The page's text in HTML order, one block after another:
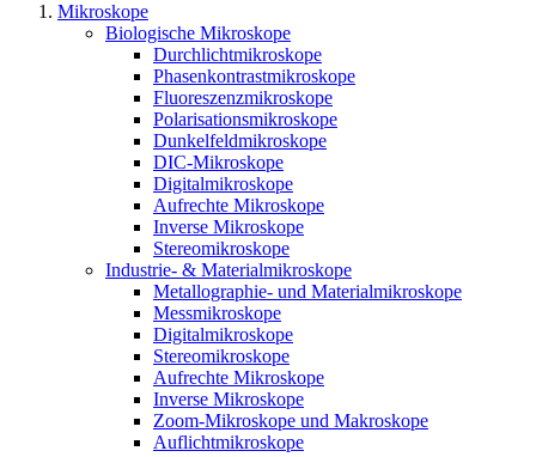
Mikroskope
Biologische Mikroskope
Durchlichtmikroskope
Phasenkontrastmikroskope
Fluoreszenzmikroskope
Polarisationsmikroskope
Dunkelfeldmikroskope
DIC-Mikroskope
Digitalmikroskope
Aufrechte Mikroskope
Inverse Mikroskope
Stereomikroskope
Industrie- & Materialmikroskope
Metallographie- und Materialmikroskope
Messmikroskope
Digitalmikroskope
Stereomikroskope
Aufrechte Mikroskope
Inverse Mikroskope
Zoom-Mikroskope und Makroskope
Auflichtmikroskope